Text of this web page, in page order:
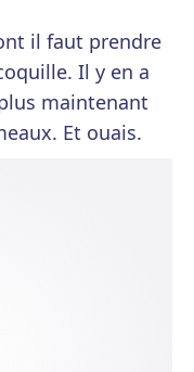
il faut prendre
Il y en a
maintenant
Et ouais.